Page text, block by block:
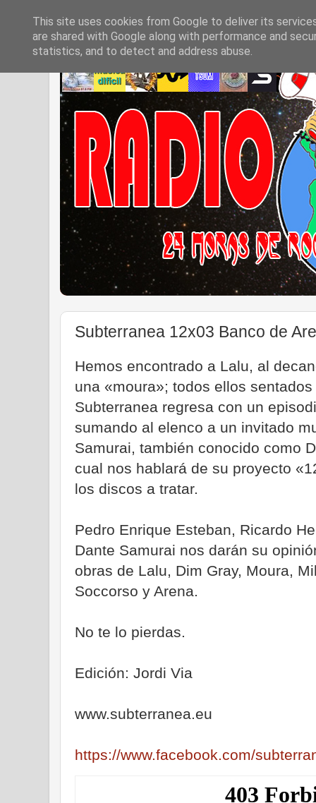
Subterranea 12x03 Banco de
Hemos encontrado a Lalu, al
una «moura»; todos ellos
Subterranea regresa con un
sumando al elenco a un invitado
Samurai, también conocido como
cual nos hablará de su proyecto
los discos a tratar.
Pedro Enrique Esteban, Ricardo
Dante Samurai nos darán su
obras de Lalu, Dim Gray, Moura,
Soccorso y Arena.
No te lo pierdas.
Edición: Jordi Via
www.subterranea.eu
https://www.facebook.com/
This site uses cookies from Google to deliver its
are shared with Google along with performance and
statistics, and to detect and address abuse.